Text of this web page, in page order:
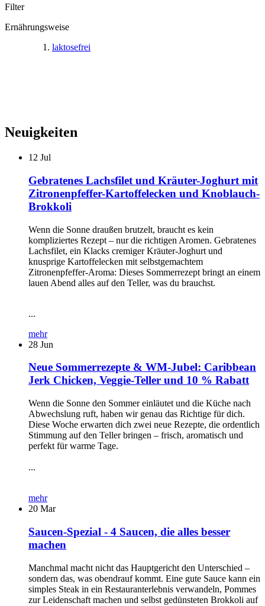
Filter
Ernährungsweise
laktosefrei
Neuigkeiten
12 Jul
Gebratenes Lachsfilet und Kräuter-Joghurt mit
Zitronenpfeffer-Kartoffelecken und Knoblauch-
Brokkoli
Wenn die Sonne draußen brutzelt, braucht es kein
kompliziertes Rezept – nur die richtigen Aromen. Gebratenes
Lachsfilet, ein Klacks cremiger Kräuter-Joghurt und
knusprige Kartoffelecken mit selbstgemachtem
Zitronenpfeffer-Aroma: Dieses Sommerrezept bringt an einem
lauen Abend alles auf den Teller, was du brauchst.
...
mehr
28 Jun
Neue Sommerrezepte & WM-Jubel: Caribbean
Jerk Chicken, Veggie-Teller und 10 % Rabatt
Wenn die Sonne den Sommer einläutet und die Küche nach
Abwechslung ruft, haben wir genau das Richtige für dich.
Diese Woche erwarten dich zwei neue Rezepte, die ordentlich
Stimmung auf den Teller bringen – frisch, aromatisch und
perfekt für warme Tage.
...
mehr
20 Mar
Saucen-Spezial - 4 Saucen, die alles besser
machen
Manchmal macht nicht das Hauptgericht den Unterschied –
sondern das, was obendrauf kommt. Eine gute Sauce kann ein
simples Steak in ein Restauranterlebnis verwandeln, Pommes
zur Leidenschaft machen und selbst gedünsteten Brokkoli auf